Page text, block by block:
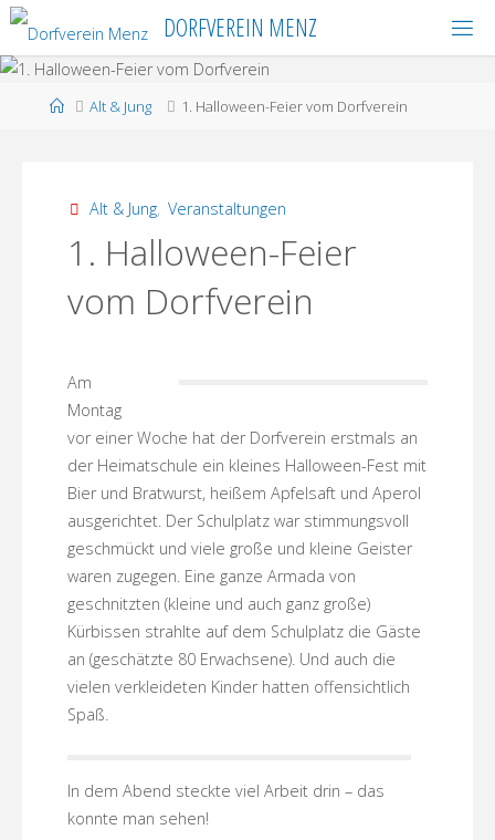
Skip
content
DORFVEREIN MENZ
HomeAlt & Jung 1. Halloween-Feier vom Dorfverein
Alt & Jung, Veranstaltungen
1. Halloween-Feier
vom Dorfverein
Am
Montag
vor einer Woche hat der Dorfverein erstmals an
der Heimatschule ein kleines Halloween-Fest mit
Bier und Bratwurst, heißem Apfelsaft und Aperol
ausgerichtet. Der Schulplatz war stimmungsvoll
geschmückt und viele große und kleine Geister
waren zugegen. Eine ganze Armada von
geschnitzten (kleine und auch ganz große)
Kürbissen strahlte auf dem Schulplatz die Gäste
an (geschätzte 80 Erwachsene). Und auch die
vielen verkleideten Kinder hatten offensichtlich
Spaß.
In dem Abend steckte viel Arbeit drin – das
konnte man sehen!